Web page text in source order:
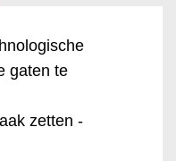
gaten te
zetten -